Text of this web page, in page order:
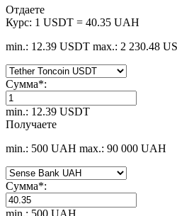
Отдаете
Курс: 1 USDT = 40.35 UAH
min.: 12.39 USDT max.: 2 230.48
Сумма*:
min.: 12.39 USDT
Получаете
min.: 500 UAH max.: 90 000 UAH
Сумма*: